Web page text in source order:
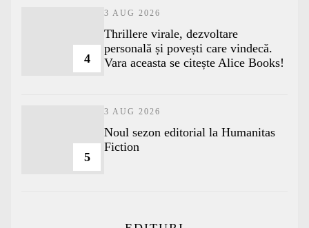
4
3 AUG 2026
Thrillere virale, dezvoltare
personală și povești care vindecă.
Vara aceasta se citește Alice Books!
5
3 AUG 2026
​Noul sezon editorial la Humanitas
Fiction